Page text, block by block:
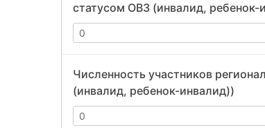
статусом ОВЗ (инвалид, ребенок-
Численность участников
(инвалид, ребенок-инвалид))